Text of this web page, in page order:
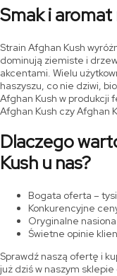
Smak i
Strain Afghan Kush
dominują ziemiste i
akcentami. Wielu
haszyszu, co nie dziwi,
Afghan Kush w produkcji
Afghan Kush czy Afghan
Dlaczego
Kush u nas?
Bogata oferta –
Konkurencyjne
Oryginalne
Świetne opinie
Sprawdź naszą ofertę i
już dziś w naszym sklepie